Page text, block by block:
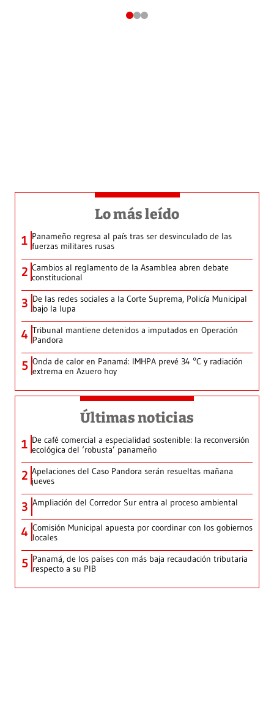
Lo más leído
1 Panameño regresa al país tras ser desvinculado de las
fuerzas militares rusas
2 Cambios al reglamento de la Asamblea abren debate
constitucional
3 De las redes sociales a la Corte Suprema, Policía Municipal
bajo la lupa
4 Tribunal mantiene detenidos a imputados en Operación
Pandora
5 Onda de calor en Panamá: IMHPA prevé 34 °C y radiación
extrema en Azuero hoy
Últimas noticias
1 De café comercial a especialidad sostenible: la reconversión
ecológica del ‘robusta’ panameño
2 Apelaciones del Caso Pandora serán resueltas mañana
jueves
3 Ampliación del Corredor Sur entra al proceso ambiental
4 Comisión Municipal apuesta por coordinar con los gobiernos
locales
5 Panamá, de los países con más baja recaudación tributaria
respecto a su PIB